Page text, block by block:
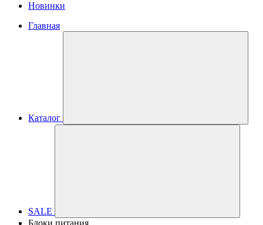
Новинки
Главная
Каталог
SALE
Блоки питания